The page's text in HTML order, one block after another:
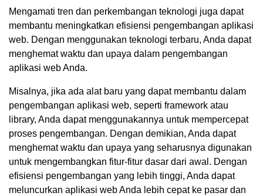
Mengamati tren dan perkembangan teknologi juga dapat
membantu meningkatkan efisiensi pengembangan aplikasi
web. Dengan menggunakan teknologi terbaru, Anda dapat
menghemat waktu dan upaya dalam pengembangan
aplikasi web Anda.
Misalnya, jika ada alat baru yang dapat membantu dalam
pengembangan aplikasi web, seperti framework atau
library, Anda dapat menggunakannya untuk mempercepat
proses pengembangan. Dengan demikian, Anda dapat
menghemat waktu dan upaya yang seharusnya digunakan
untuk mengembangkan fitur-fitur dasar dari awal. Dengan
efisiensi pengembangan yang lebih tinggi, Anda dapat
meluncurkan aplikasi web Anda lebih cepat ke pasar dan